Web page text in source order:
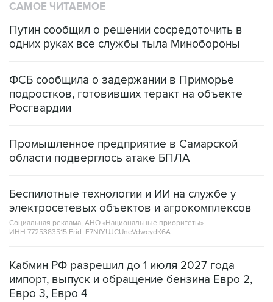
САМОЕ ЧИТАЕМОЕ
Путин сообщил о решении сосредоточить в
одних руках все службы тыла Минобороны
ФСБ сообщила о задержании в Приморье
подростков, готовивших теракт на объекте
Росгвардии
Промышленное предприятие в Самарской
области подверглось атаке БПЛА
Беспилотные технологии и ИИ на службе у
электросетевых объектов и агрокомплексов
Социальная реклама, АНО «Национальные приоритеты».
ИНН 7725383515 Erid: F7NfYUJCUneVdwcydK6A
Кабмин РФ разрешил до 1 июля 2027 года
импорт, выпуск и обращение бензина Евро 2,
Евро 3, Евро 4